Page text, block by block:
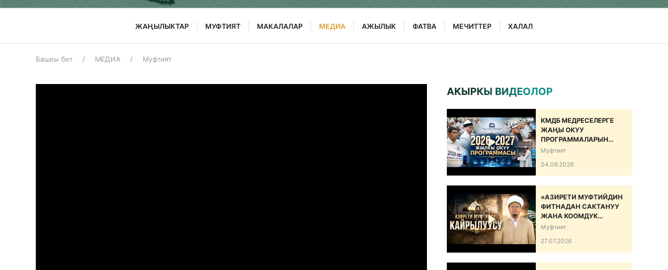
ЖАҢЫЛЫКТАР МУФТИЯТ МАКАЛАЛАР МЕДИА АЖЫЛЫК ФАТВА МЕЧИТТЕР ХАЛАЛ
Башкы бет МЕДИА Муфтият
АКЫРКЫ ВИДЕОЛОР
КМДБ МЕДРЕСЕЛЕРГЕ
ЖАҢЫ ОКУУ
ПРОГРАММАЛАРЫН
САНАРИПТИК БИЛИМ
ДОЛБООРДУ ИШКЕ
КИРГИЗДИ
Муфтият
04.08.2026
«АЗИРЕТИ МУФТИЙДИН
ФИТНАДАН САКТАНУУ
ЖАНА КООМДУК
ЫНТЫМАКТЫ БЕКЕМДӨӨ
Муфтият
27.07.2026